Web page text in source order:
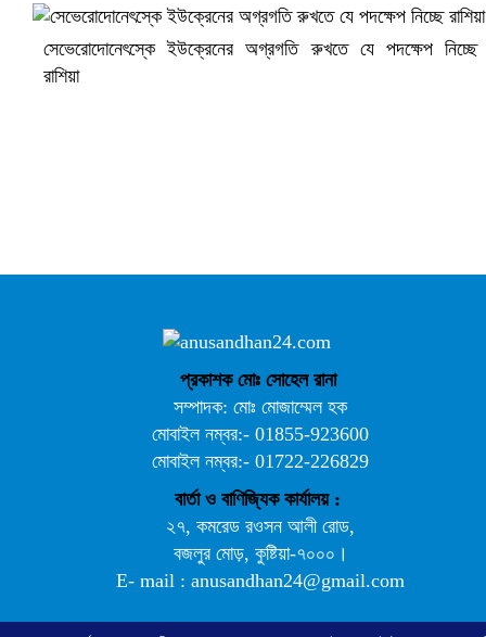
ভারতে ভয়াবহ সড়ক দুর্ঘটনা, নিহত ১৫
সেভেরোদোনেৎস্কে ইউক্রেনের অগ্রগতি রুখতে যে পদক্ষেপ নিচ্ছে
রাশিয়া
প্রকাশক মোঃ সোহেল রানা
সম্পাদক: মোঃ মোজাম্মেল হক
মোবাইল নম্বর:- 01855-923600
মোবাইল নম্বর:- 01722-226829
বার্তা ও বাণিজ্যিক কার্যালয় :
২৭, কমরেড রওসন আলী রোড,
বজলুর মোড়, কুষ্টিয়া-৭০০০।
E- mail : anusandhan24@gmail.com